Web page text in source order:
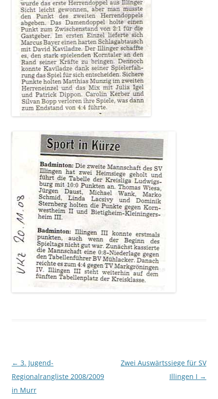
Beitragsnavigation
← 3. Jugend-
Regionalrangliste 2008/2009
in Murr
Zwei Auswärtssiege für SV
Illingen I →